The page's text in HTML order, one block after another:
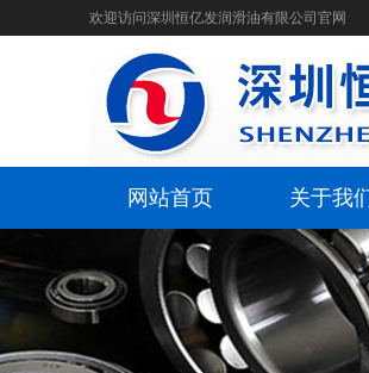
欢迎访问深圳恒亿发润滑油有限公司官网
网站首页 关于我